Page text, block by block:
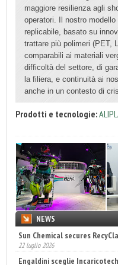
maggiore resilienza agli
operatori. Il nostro
replicabile, basato su
trattare più polimeri (PET,
comparabili ai materiali
difficoltà del settore, di
la filiera, e continuità ai
anche in un contesto di
Prodotti e tecnologie:
NEWS
Sun Chemical secures
22 luglio 2026
Engaldini sceglie Incaricotech